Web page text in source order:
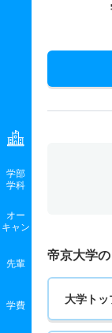
学部
学科
オー
キャン
先輩
学費
帝京大学
大学トッ